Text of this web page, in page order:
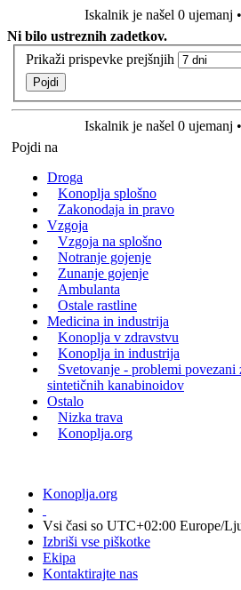
Iskalnik je našel 0 ujemanj
Ni bilo ustreznih zadetkov.
Prikaži prispevke prejšnjih
Iskalnik je našel 0 ujemanj
Pojdi na
Droga
Konoplja splošno
Zakonodaja in pravo
Vzgoja
Vzgoja na splošno
Notranje gojenje
Zunanje gojenje
Ambulanta
Ostale rastline
Medicina in industrija
Konoplja v zdravstvu
Konoplja in industrija
Svetovanje - problemi
sintetičnih kanabinoidov
Ostalo
Nizka trava
Konoplja.org
Konoplja.org
Vsi časi so UTC+02:00 Europe/
Izbriši vse piškotke
Ekipa
Kontaktirajte nas